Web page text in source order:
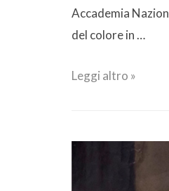
Accademia
del colore in …
Leggi altro »